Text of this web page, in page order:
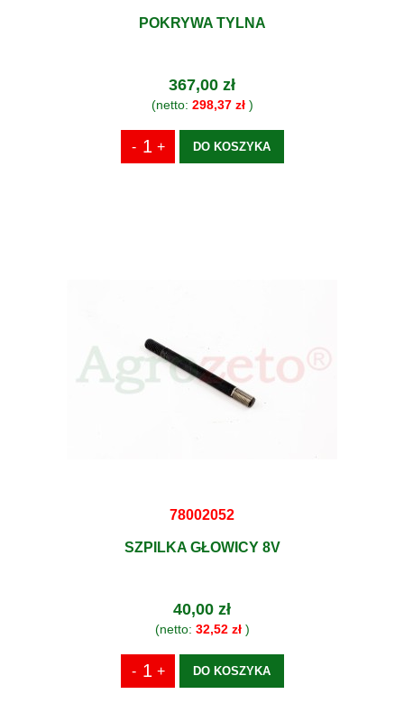
POKRYWA TYLNA
367,00 zł
(netto: 298,37 zł)
DO KOSZYKA
78002052
SZPILKA GŁOWICY 8V
40,00 zł
(netto: 32,52 zł)
DO KOSZYKA